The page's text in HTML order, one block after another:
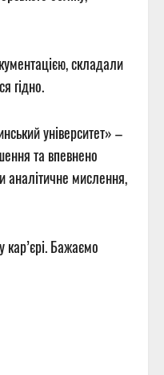
складали
гідно.
університет» –
та впевнено
аналітичне мислення,
Бажаємо